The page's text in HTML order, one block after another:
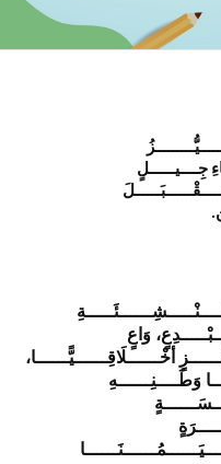
جِــــيــــــلٍ
.
وَاعٍ
أخْــــــلَاقِــــــيًّــــــا،
وَطَــــنِــــــهِ